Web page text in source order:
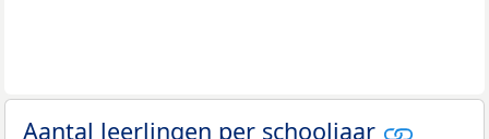
Aantal leerlingen per schooljaar